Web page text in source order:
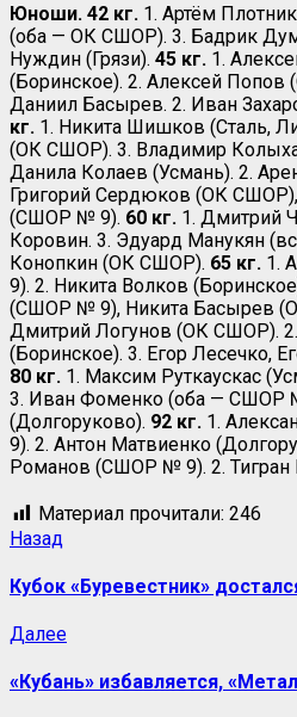
Юноши. 42 кг. 1. Артём
(оба — ОК СШОР). 3. Бадрик
Нуждин (Грязи). 45 кг. 1.
(Боринское). 2. Алексей
Даниил Басырев. 2. Иван
кг. 1. Никита Шишков (Сталь,
(ОК СШОР). 3. Владимир
Данила Колаев (Усмань). 2.
Григорий Сердюков (ОК
(СШОР № 9). 60 кг. 1. Дмитрий
Коровин. 3. Эдуард Манукян
Конопкин (ОК СШОР). 65 кг. 1.
9). 2. Никита Волков
(СШОР № 9), Никита Басырев
Дмитрий Логунов (ОК СШОР).
(Боринское). 3. Егор Лесечко,
80 кг. 1. Максим Руткаускас
3. Иван Фоменко (оба — СШОР
(Долгоруково). 92 кг. 1.
9). 2. Антон Матвиенко
Романов (СШОР № 9). 2.
Материал прочитали: 246
Назад
Кубок «Буревестник»
Далее
«Кубань» избавляется,